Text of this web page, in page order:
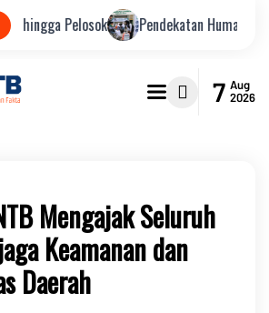
Pendekatan Humanis Antar
7 Aug
2026
Mengajak Seluruh
Keamanan dan
Daerah